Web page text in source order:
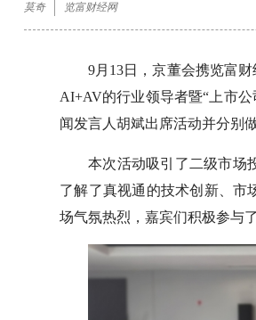
莫奇 览富财经网
9月13日，京董会携览富
AI+AV的行业领导者暨“上市
闻发言人胡斌出席活动并分别
本次活动吸引了二级市场
了解了真视通的技术创新、市
场气氛热烈，嘉宾们积极参与